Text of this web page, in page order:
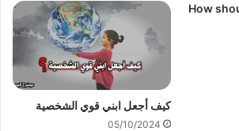
How
كيف أجعل ابني قوي الشخصية
05/10/2024